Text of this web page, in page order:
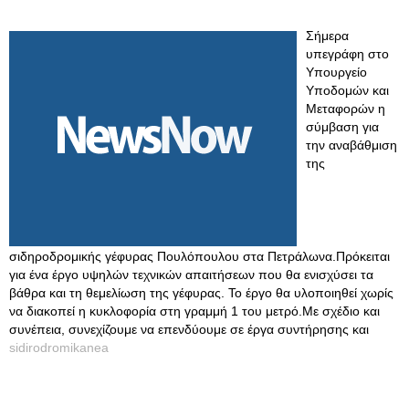
Σήμερα
υπεγράφη στο
Υπουργείο
Υποδομών και
Μεταφορών η
σύμβαση για
την αναβάθμιση
της
σιδηροδρομικής γέφυρας Πουλόπουλου στα Πετράλωνα.Πρόκειται
για ένα έργο υψηλών τεχνικών απαιτήσεων που θα ενισχύσει τα
βάθρα και τη θεμελίωση της γέφυρας. Το έργο θα υλοποιηθεί χωρίς
να διακοπεί η κυκλοφορία στη γραμμή 1 του μετρό.Με σχέδιο και
συνέπεια, συνεχίζουμε να επενδύουμε σε έργα συντήρησης και
sidirodromikanea